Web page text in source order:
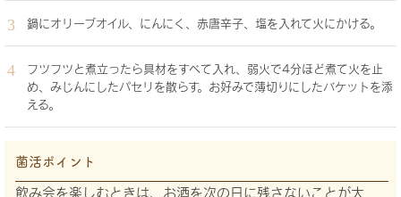
鍋にオリーブオイル、にんにく、赤唐辛子、塩を入れて火にかける。
フツフツと煮立ったら具材をすべて入れ、弱火で4分ほど煮て火を止
め、みじんにしたパセリを散らす。お好みで薄切りにしたバケットを添
える。
菌活ポイント
飲み会を楽しむときは、お酒を次の日に残さないことが大